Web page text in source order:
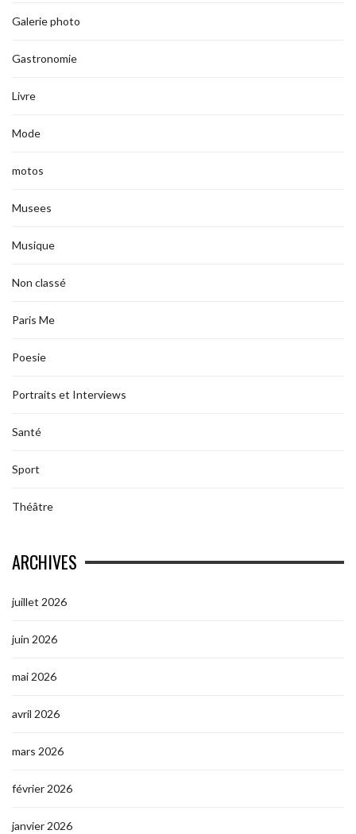
Galerie photo
Gastronomie
Livre
Mode
motos
Musees
Musique
Non classé
Paris Me
Poesie
Portraits et Interviews
Santé
Sport
Théâtre
ARCHIVES
juillet 2026
juin 2026
mai 2026
avril 2026
mars 2026
février 2026
janvier 2026